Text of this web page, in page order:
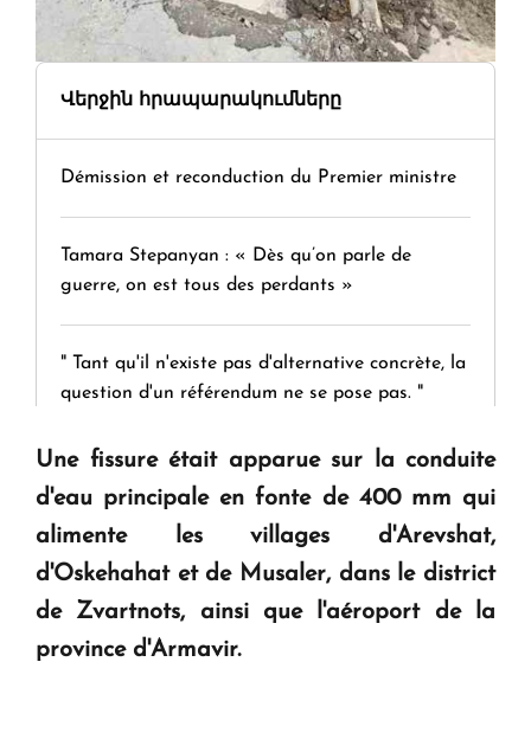
Վերջին հրապարակումները
Démission et reconduction du Premier ministre
Tamara Stepanyan : « Dès qu’on parle de
guerre, on est tous des perdants »
" Tant qu'il n'existe pas d'alternative concrète, la
question d'un référendum ne se pose pas. "
KASA : 30 ans d'audace, de résilience et d'avenir
en Arménie
Le premier hôtel Hyatt Regency d'Arménie
ouvrira ses portes à Dilijan
Une fissure était apparue sur la conduite
d'eau principale en fonte de 400 mm qui
alimente les villages d'Arevshat,
d'Oskehahat et de Musaler, dans le district
de Zvartnots, ainsi que l'aéroport de la
province d'Armavir.